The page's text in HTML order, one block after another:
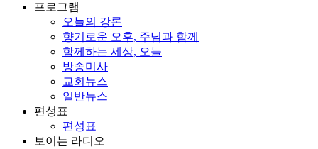
프로그램
오늘의 강론
향기로운 오후, 주님과 함께
함께하는 세상, 오늘
방송미사
교회뉴스
일반뉴스
편성표
편성표
보이는 라디오